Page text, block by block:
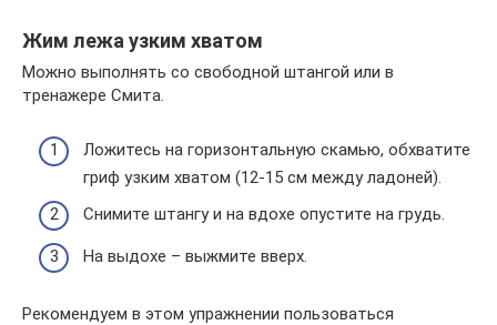
Жим лежа узким хватом
Можно выполнять со свободной штангой или в
тренажере Смита.
Ложитесь на горизонтальную скамью, обхватите
гриф узким хватом (12-15 см между ладоней).
Снимите штангу и на вдохе опустите на грудь.
На выдохе – выжмите вверх.
Рекомендуем в этом упражнении пользоваться